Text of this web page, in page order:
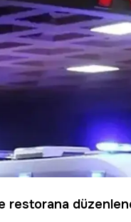
restorana